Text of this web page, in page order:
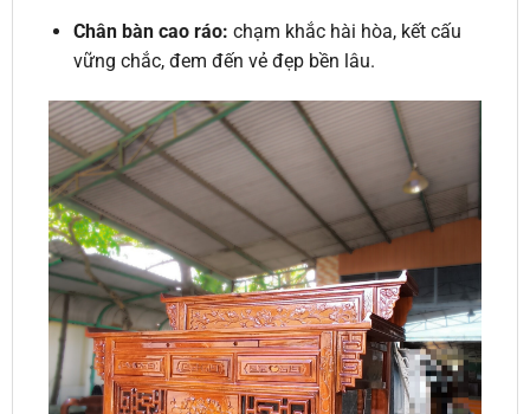
Chân bàn cao ráo: chạm khắc hài hòa, kết cấu
vững chắc, đem đến vẻ đẹp bền lâu.